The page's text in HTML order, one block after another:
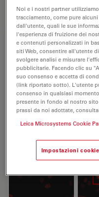
Noi e i nostri partner
tracciamento, come pure
dall'utente, quali le sue
l'esperienza di fruizione dei
e contenuti personalizzati in
siti Web, consentire all'utente
svolgere analisi e misurare
pubblicitarie. Facendo clic su
suo consenso e accetta di
(link riportato sotto). L'utente
consenso in qualsiasi
presente in fondo al nostro
prassi da noi adottate,
Leica Microsystems Cookie
Impostazioni cookie